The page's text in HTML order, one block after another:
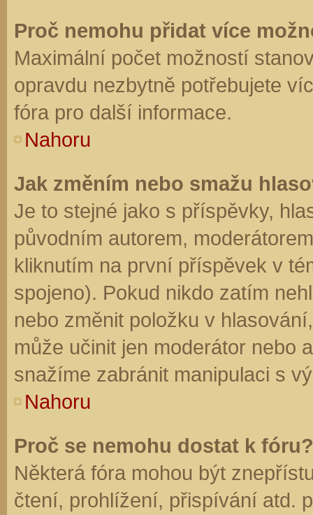
Proč nemohu přidat více
Maximální počet možností
opravdu nezbytně potřebujete
fóra pro další informace.
Nahoru
Jak změním nebo smažu
Je to stejné jako s příspěvky,
původním autorem,
kliknutím na první příspěvek v
spojeno). Pokud nikdo zatím
nebo změnit položku v
může učinit jen moderátor nebo
snažíme zabránit manipulaci s
Nahoru
Proč se nemohu dostat k fóru?
Některá fóra mohou být
čtení, prohlížení, přispívání atd.